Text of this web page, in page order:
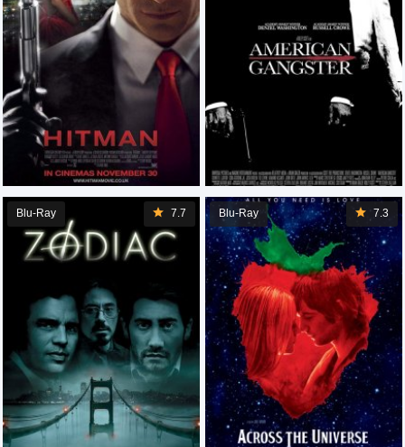
7.3
Blu-Ray
7.7
Blu-Ray